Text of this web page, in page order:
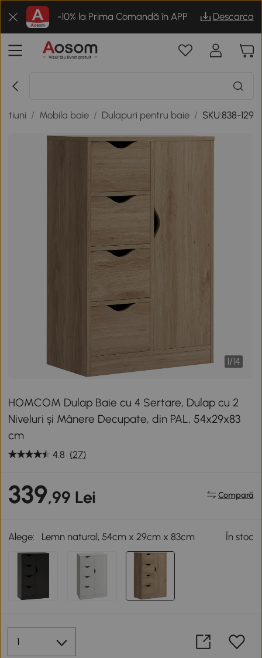
-10% la Prima Comandă în APP Descarca
/ Mobila baie / Dulapuri pentru baie / SKU:838-129
1/14
HOMCOM Dulap Baie cu 4 Sertare, Dulap cu 2
Niveluri și Mânere Decupate, din PAL, 54x29x83
cm
4.8 (27)
339,99 Lei Compară
Alege: Lemn natural, 54cm x 29cm x 83cm În stoc